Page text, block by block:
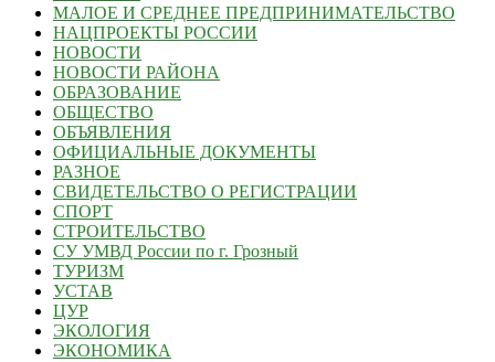
МАЛОЕ И СРЕДНЕЕ ПРЕДПРИНИМАТЕЛЬСТВО
НАЦПРОЕКТЫ РОССИИ
НОВОСТИ
НОВОСТИ РАЙОНА
ОБРАЗОВАНИЕ
ОБЩЕСТВО
ОБЪЯВЛЕНИЯ
ОФИЦИАЛЬНЫЕ ДОКУМЕНТЫ
РАЗНОЕ
СВИДЕТЕЛЬСТВО О РЕГИСТРАЦИИ
СПОРТ
СТРОИТЕЛЬСТВО
СУ УМВД России по г. Грозный
ТУРИЗМ
УСТАВ
ЦУР
ЭКОЛОГИЯ
ЭКОНОМИКА